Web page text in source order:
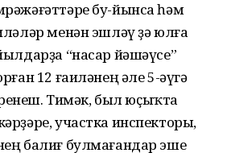
бу-йынса һәм
менән эшләү ҙә юлға
“насар йәшәүсе”
12 ғаиләнең әле 5-әүгә
Тимәк, был юҫыҡта
участка инспекторы,
балиғ булмағандар эше